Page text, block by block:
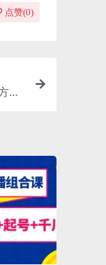
点赞(0)